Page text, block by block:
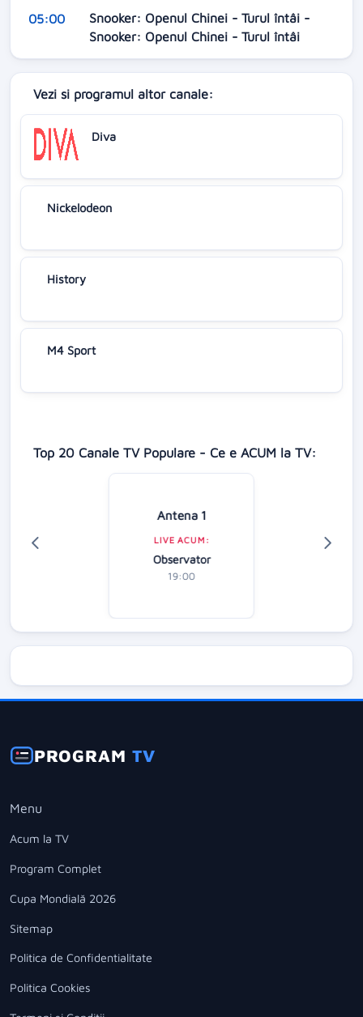
05:00
Snooker: Openul Chinei - Turul întâi -
Snooker: Openul Chinei - Turul întâi
Vezi si programul altor canale:
Diva
Nickelodeon
History
M4 Sport
Top 20 Canale TV Populare - Ce e ACUM la TV:
Antena 1
LIVE ACUM:
Observator
19:00
PROGRAMTV
Menu
Acum la TV
Program Complet
Cupa Mondială 2026
Sitemap
Politica de Confidentialitate
Politica Cookies